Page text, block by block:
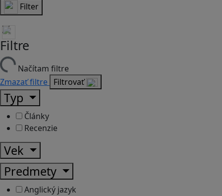
Filter
Filtre
Načítam filtre
Zmazať filtre Filtrovať
Typ
Články
Recenzie
Vek
Predmety
Anglický jazyk